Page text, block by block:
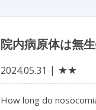
院内病原体は無
2024.05.31 ★★
How long do